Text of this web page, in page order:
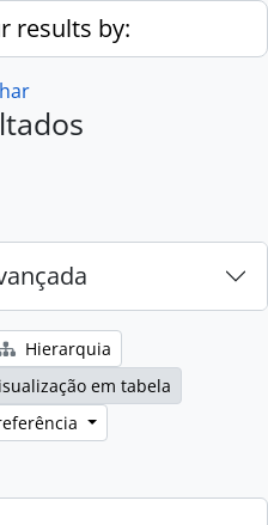
results by:
Hierarquia
em tabela